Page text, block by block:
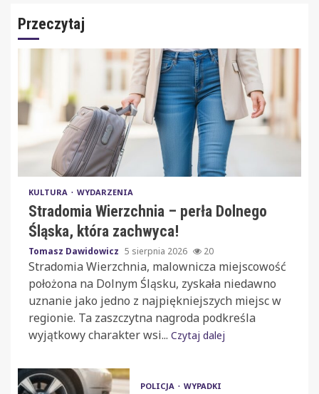
Przeczytaj
KULTURA WYDARZENIA
Stradomia Wierzchnia – perła Dolnego
Śląska, która zachwyca!
Tomasz Dawidowicz 5 sierpnia 2026 20
Stradomia Wierzchnia, malownicza miejscowość
położona na Dolnym Śląsku, zyskała niedawno
uznanie jako jedno z najpiękniejszych miejsc w
regionie. Ta zaszczytna nagroda podkreśla
wyjątkowy charakter wsi... Czytaj dalej
POLICJA WYPADKI